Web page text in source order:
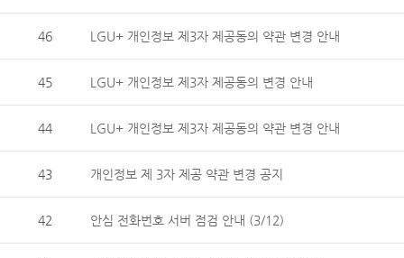
46 LGU+ 개인정보 제3자 제공동의 약관 변경 안내
45 LGU+ 개인정보 제3자 제공동의 변경 안내
44 LGU+ 개인정보 제3자 제공동의 약관 변경 안내
43 개인정보 제 3자 제공 약관 변경 공지
42 안심 전화번호 서버 점검 안내 (3/12)